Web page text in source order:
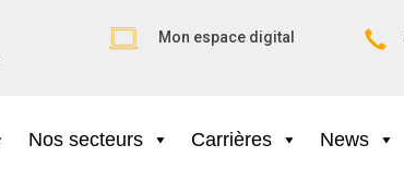
Mon espace digital
Nos secteurs Carrières News